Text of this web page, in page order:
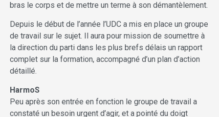
bras le corps et de mettre un terme à son démantèlement.
Depuis le début de l’année l’UDC a mis en place un groupe
de travail sur le sujet. Il aura pour mission de soumettre à
la direction du parti dans les plus brefs délais un rapport
complet sur la formation, accompagné d’un plan d’action
détaillé.
HarmoS
Peu après son entrée en fonction le groupe de travail a
constaté un besoin urgent d’agir, et a pointé du doigt